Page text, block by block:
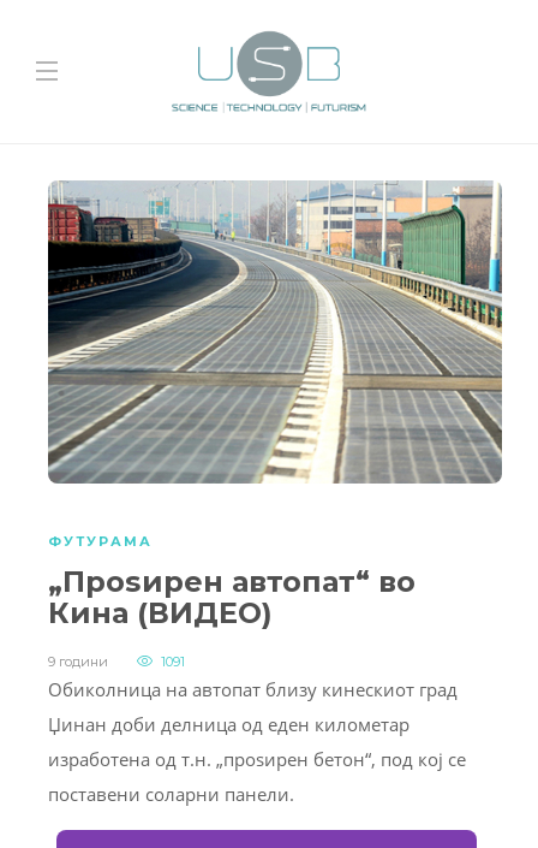
ФУТУРАМА
„Проѕирен автопат“ во
Кина (ВИДЕО)
9 години 1091
Обиколница на автопат близу кинескиот град
Џинан доби делница од еден километар
изработена од т.н. „проѕирен бетон“, под кој се
поставени соларни панели.